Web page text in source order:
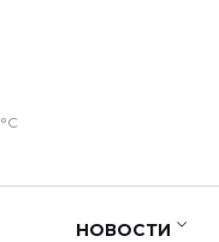
°C
НОВОСТИ